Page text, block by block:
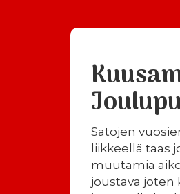
Satojen
liikkeellä taas
muutamia
joustava joten